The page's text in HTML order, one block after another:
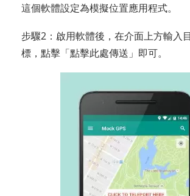
這個軟體設定為模擬位置應用程式。
步驟2：啟用軟體後，在介面上方輸入
標，點擊「點擊此處傳送」即可。